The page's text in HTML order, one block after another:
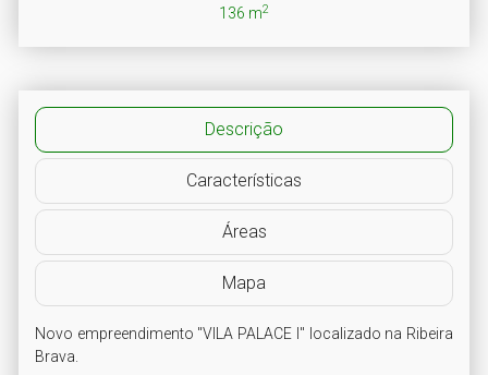
136 m2
Descrição
Características
Áreas
Mapa
Novo empreendimento "VILA PALACE I" localizado na Ribeira
Brava.